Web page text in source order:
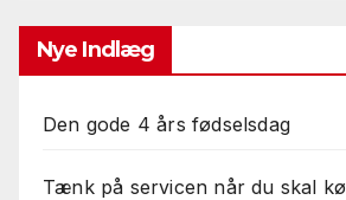
Nye Indlæg
Den gode 4 års fødselsdag
Tænk på servicen når du skal